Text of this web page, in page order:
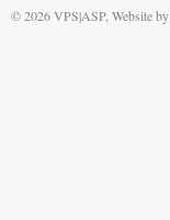
© 2026 VPS|ASP, Website by